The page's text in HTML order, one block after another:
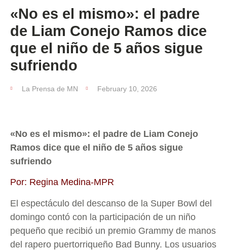
«No es el mismo»: el padre
de Liam Conejo Ramos dice
que el niño de 5 años sigue
sufriendo
La Prensa de MN February 10, 2026
«No es el mismo»: el padre de Liam Conejo
Ramos dice que el niño de 5 años sigue
sufriendo
Por: Regina Medina-MPR
El espectáculo del descanso de la Super Bowl del
domingo contó con la participación de un niño
pequeño que recibió un premio Grammy de manos
del rapero puertorriqueño Bad Bunny. Los usuarios